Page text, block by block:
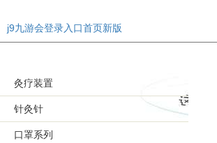
j9九游会登录入口首页新版
灸疗装置
针灸针
口罩系列